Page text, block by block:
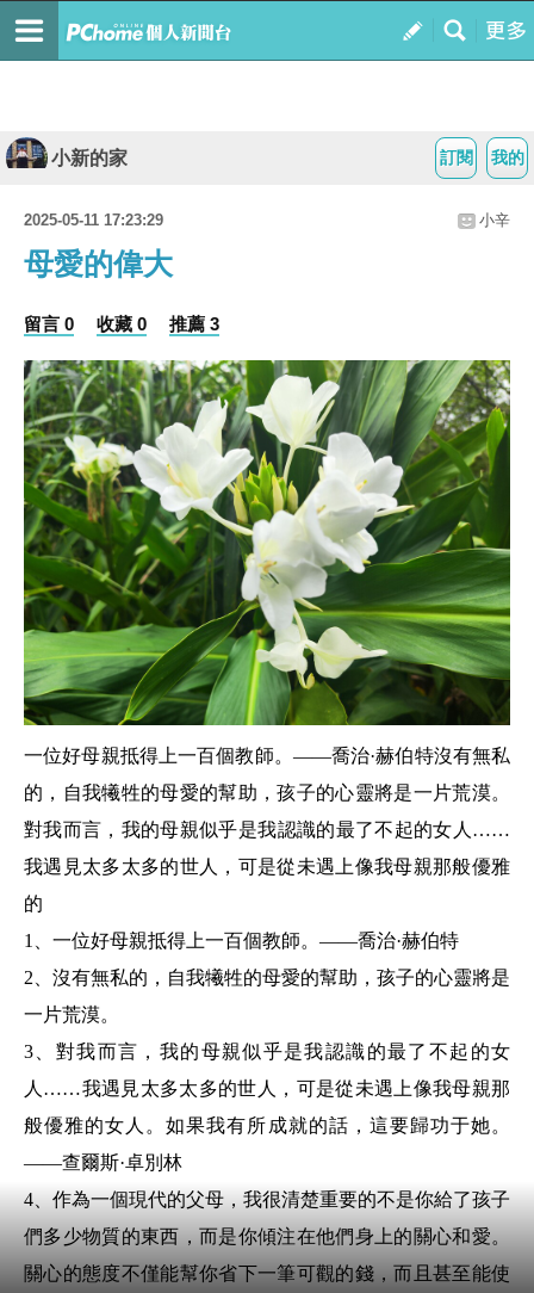
我的
訂閱
小新的家
2025-05-11 17:23:29 小辛
母愛的偉大
留言 0 收藏 0 推薦 3
一位好母親抵得上一百個教師。——喬治·赫伯特沒有無私
的，自我犧牲的母愛的幫助，孩子的心靈將是一片荒漠。
對我而言，我的母親似乎是我認識的最了不起的女人……
我遇見太多太多的世人，可是從未遇上像我母親那般優雅
的
1、一位好母親抵得上一百個教師。——喬治·赫伯特
2、沒有無私的，自我犧牲的母愛的幫助，孩子的心靈將是
一片荒漠。
3、對我而言，我的母親似乎是我認識的最了不起的女
人……我遇見太多太多的世人，可是從未遇上像我母親那
般優雅的女人。如果我有所成就的話，這要歸功于她。
——查爾斯·卓別林
4、作為一個現代的父母，我很清楚重要的不是你給了孩子
們多少物質的東西，而是你傾注在他們身上的關心和愛。
關心的態度不僅能幫你省下一筆可觀的錢，而且甚至能使